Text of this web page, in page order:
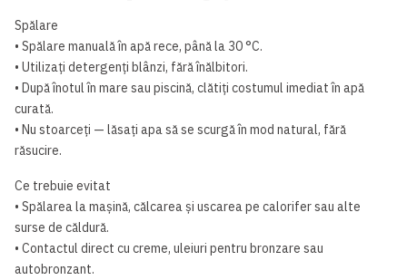
Spălare
• Spălare manuală în apă rece, până la 30 °C.
• Utilizați detergenți blânzi, fără înălbitori.
• După înotul în mare sau piscină, clătiți costumul imediat în apă
curată.
• Nu stoarceți — lăsați apa să se scurgă în mod natural, fără
răsucire.
Ce trebuie evitat
• Spălarea la mașină, călcarea și uscarea pe calorifer sau alte
surse de căldură.
• Contactul direct cu creme, uleiuri pentru bronzare sau
autobronzant.